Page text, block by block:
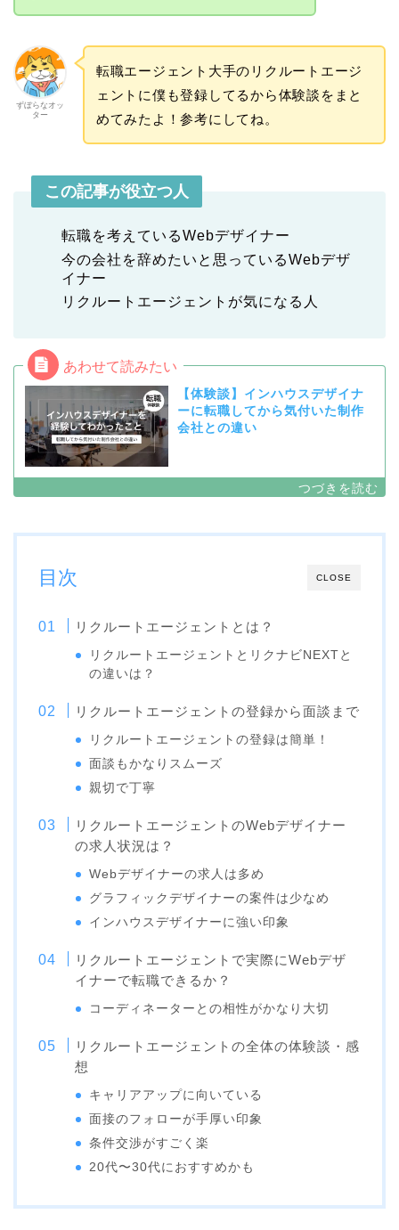
ずぼらなオッ
ター
転職エージェント大手のリクルートエージ
ェントに僕も登録してるから体験談をまと
めてみたよ！参考にしてね。
この記事が役立つ人
転職を考えているWebデザイナー
今の会社を辞めたいと思っているWebデザ
イナー
リクルートエージェントが気になる人
【体験談】インハウスデザイナ
ーに転職してから気付いた制作
会社との違い
CLOSE
目次
リクルートエージェントとは？
リクルートエージェントとリクナビNEXTと
の違いは？
リクルートエージェントの登録から面談まで
リクルートエージェントの登録は簡単！
面談もかなりスムーズ
親切で丁寧
リクルートエージェントのWebデザイナー
の求人状況は？
Webデザイナーの求人は多め
グラフィックデザイナーの案件は少なめ
インハウスデザイナーに強い印象
リクルートエージェントで実際にWebデザ
イナーで転職できるか？
コーディネーターとの相性がかなり大切
リクルートエージェントの全体の体験談・感
想
キャリアアップに向いている
面接のフォローが手厚い印象
条件交渉がすごく楽
20代〜30代におすすめかも